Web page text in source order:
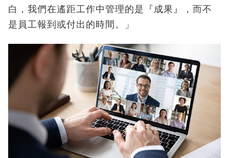
白，我們在遙距工作中管理的是『成果』，而不
是員工報到或付出的時間。」